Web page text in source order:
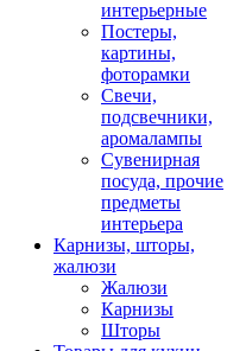
интерьерные
Постеры,
картины,
фоторамки
Свечи,
подсвечники,
аромалампы
Сувенирная
посуда, прочие
предметы
интерьера
Карнизы, шторы,
жалюзи
Жалюзи
Карнизы
Шторы